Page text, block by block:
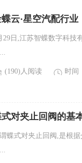
云·星空汽配行
29日,江苏智蝶数字科技
(190)人阅读 时间
对夹止回阀的基
蝶式对夹止回阀,是根